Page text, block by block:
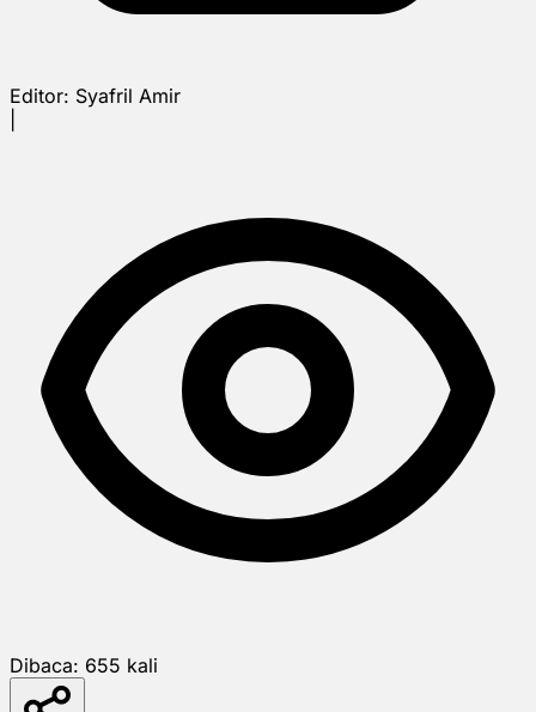
Editor: Syafril Amir
Dibaca: 655 kali